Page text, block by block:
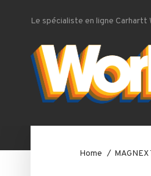
Le spécialiste en ligne
Home MAGNEX